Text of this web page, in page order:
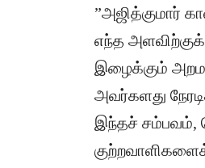
”அஜித்குமார்
எந்த
இழைக்கும்
அவர்களது
இந்தச் சம்பவம்,